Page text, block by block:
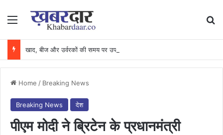
Menu
Home / Breaking News
Breaking News देश
पीएम मोदी ने ब्रिटेन के प्रधानमंत्री